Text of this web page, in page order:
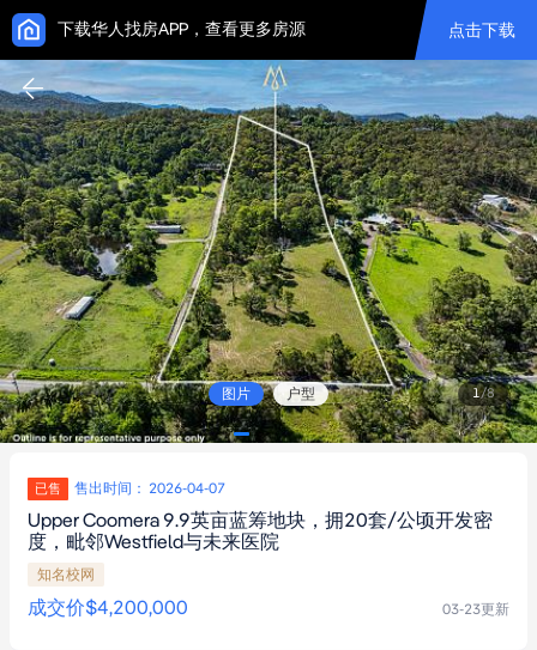
下载华人找房APP，查看更多房源 点击下载
图片 户型 1/8
已售 售出时间： 2026-04-07
Upper Coomera 9.9英亩蓝筹地块，拥20套/公顷开发密
度，毗邻Westfield与未来医院
知名校网
成交价$4,200,000 03-23更新